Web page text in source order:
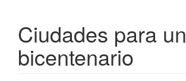
Ciudades para un
bicentenario